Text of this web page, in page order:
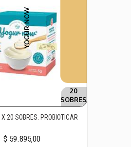
YOGUR NOW
20
SOBRES
X 20 SOBRES. PROBIOTICAR
$ 59.895,00